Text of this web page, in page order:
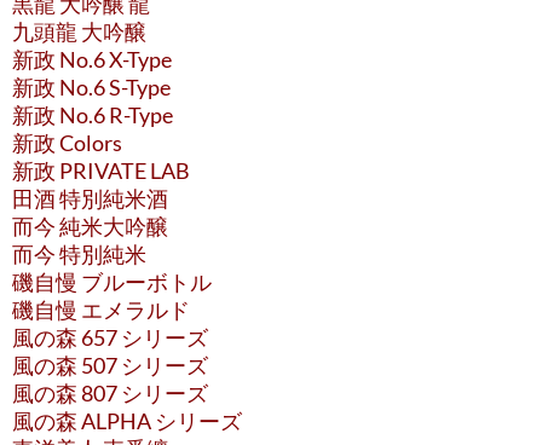
九頭龍 大吟醸
新政 No.6 X-Type
新政 No.6 S-Type
新政 No.6 R-Type
新政 Colors
新政 PRIVATE LAB
田酒 特別純米酒
而今 純米大吟醸
而今 特別純米
磯自慢 ブルーボトル
磯自慢 エメラルド
風の森 657 シリーズ
風の森 507 シリーズ
風の森 807 シリーズ
風の森 ALPHA シリーズ